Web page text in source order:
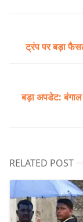
ट्रंप पर बड़ा
बड़ा अपडेट: बंगाल
RELATED POST